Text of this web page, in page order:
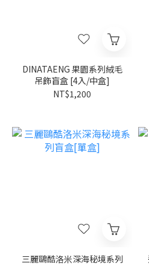
DINATAENG 果園系列絨毛
吊飾盲盒 [4入/中盒]
NT$1,200
三麗鷗酷洛米深海秘境系列